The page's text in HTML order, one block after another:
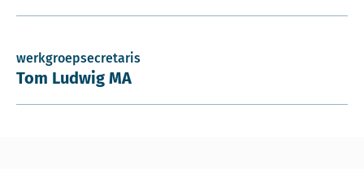
werkgroepsecretaris
Tom Ludwig MA